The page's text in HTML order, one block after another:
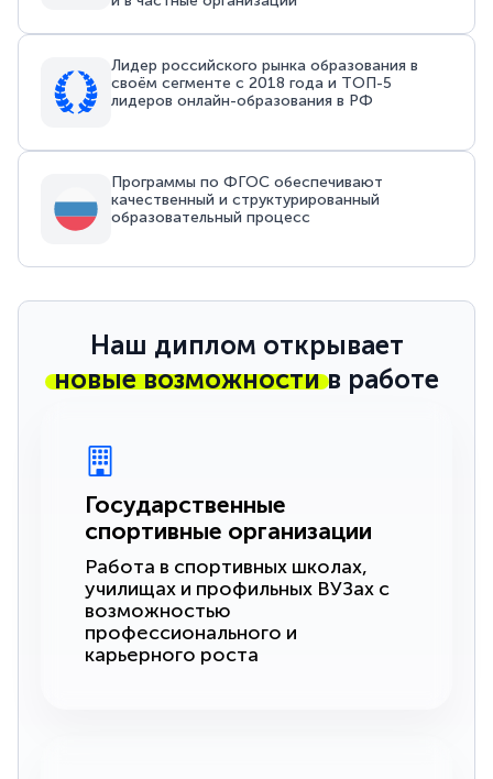
Лидер российского рынка образования в
своём сегменте с 2018 года и ТОП-5
лидеров онлайн-образования в РФ
Программы по ФГОС обеспечивают
качественный и структурированный
образовательный процесс
Наш диплом открывает
новые возможностив работе
Государственные
спортивные организации
Работа в спортивных школах,
училищах и профильных ВУЗах с
возможностью
профессионального и
карьерного роста